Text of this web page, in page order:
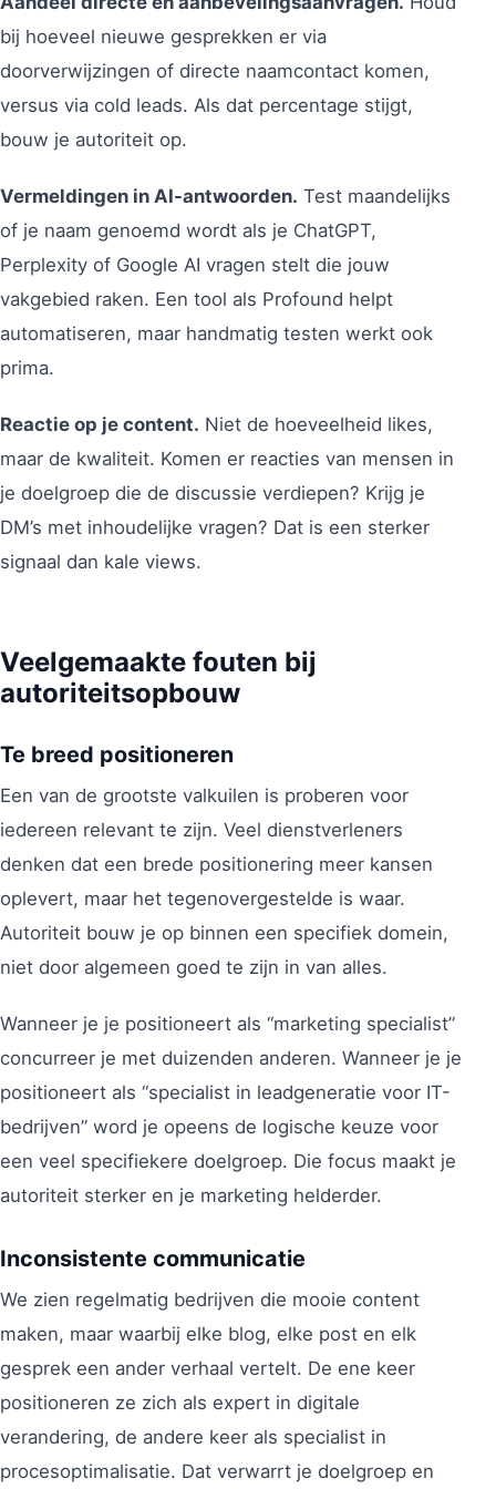
bij hoeveel nieuwe gesprekken er via
doorverwijzingen of directe naamcontact komen,
versus via cold leads. Als dat percentage stijgt,
bouw je autoriteit op.
Vermeldingen in AI-antwoorden. Test maandelijks
of je naam genoemd wordt als je ChatGPT,
Perplexity of Google AI vragen stelt die jouw
vakgebied raken. Een tool als Profound helpt
automatiseren, maar handmatig testen werkt ook
prima.
Reactie op je content. Niet de hoeveelheid likes,
maar de kwaliteit. Komen er reacties van mensen in
je doelgroep die de discussie verdiepen? Krijg je
DM’s met inhoudelijke vragen? Dat is een sterker
signaal dan kale views.
Veelgemaakte fouten bij
autoriteitsopbouw
Te breed positioneren
Een van de grootste valkuilen is proberen voor
iedereen relevant te zijn. Veel dienstverleners
denken dat een brede positionering meer kansen
oplevert, maar het tegenovergestelde is waar.
Autoriteit bouw je op binnen een specifiek domein,
niet door algemeen goed te zijn in van alles.
Wanneer je je positioneert als “marketing specialist”
concurreer je met duizenden anderen. Wanneer je je
positioneert als “specialist in leadgeneratie voor IT-
bedrijven” word je opeens de logische keuze voor
een veel specifiekere doelgroep. Die focus maakt je
autoriteit sterker en je marketing helderder.
Inconsistente communicatie
We zien regelmatig bedrijven die mooie content
maken, maar waarbij elke blog, elke post en elk
gesprek een ander verhaal vertelt. De ene keer
positioneren ze zich als expert in digitale
verandering, de andere keer als specialist in
procesoptimalisatie. Dat verwarrt je doelgroep en